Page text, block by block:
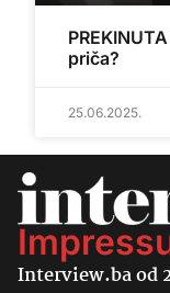
priča?
25.06.2025.
Interview.ba od